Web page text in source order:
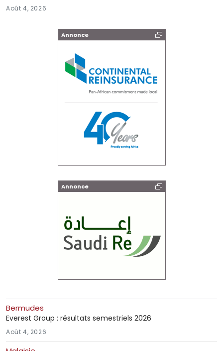
Août 4, 2026
Annonce
Annonce
Bermudes
Everest Group : résultats semestriels 2026
Août 4, 2026